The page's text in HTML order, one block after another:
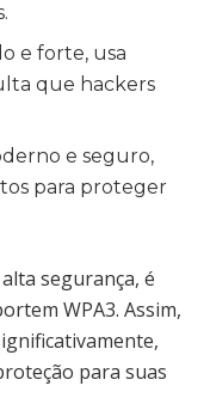
e forte, usa
que hackers
e seguro,
para proteger
segurança, é
WPA3. Assim,
para suas